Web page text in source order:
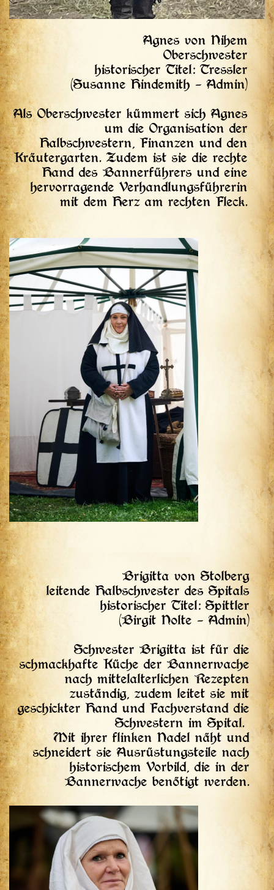
Agnes von Nihem
Oberschwester
historischer Titel: Tressler
(Susanne Hindemith – Admin)
Als Oberschwester kümmert sich Agnes
um die Organisation der
Halbschwestern, Finanzen und den
Kräutergarten. Zudem ist sie die rechte
Hand des Bannerführers und eine
hervorragende Verhandlungsführerin
mit dem Herz am rechten Fleck.
Brigitta von Stolberg
leitende Halbschwester des Spitals
historischer Titel: Spittler
(Birgit Nolte – Admin)
Schwester Brigitta ist für die
schmackhafte Küche der Bannerwache
nach mittelalterlichen Rezepten
zuständig, zudem leitet sie mit
geschickter Hand und Fachverstand die
Schwestern im Spital.
Mit ihrer flinken Nadel näht und
schneidert sie Ausrüstungsteile nach
historischem Vorbild, die in der
Bannerwache benötigt werden.